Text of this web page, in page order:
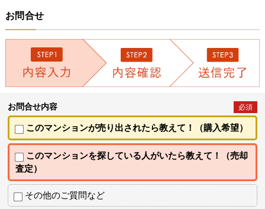
お問合せ
お問合せ内容 必須
このマンションが売り出されたら教えて！（購入希望）
このマンションを探している人がいたら教えて！（売却
査定）
その他のご質問など